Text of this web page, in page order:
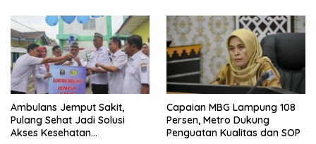
Ambulans Jemput Sakit,
Pulang Sehat Jadi Solusi
Akses Kesehatan
Capaian MBG Lampung 108
Persen, Metro Dukung
Penguatan Kualitas dan SOP